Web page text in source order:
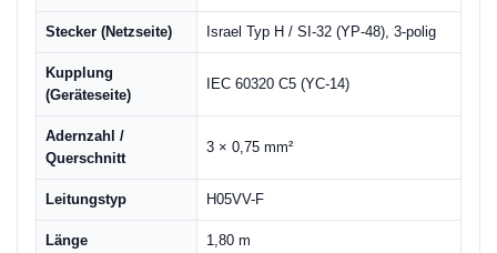
Stecker (Netzseite) Israel Typ H / SI-32 (YP-48), 3-polig
Kupplung
(Geräteseite)
IEC 60320 C5 (YC-14)
Adernzahl /
Querschnitt
3 × 0,75 mm²
Leitungstyp H05VV-F
Länge 1,80 m